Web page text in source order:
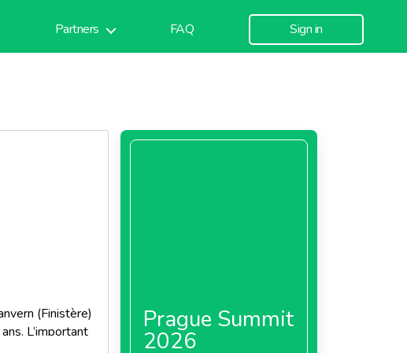
Partners FAQ Sign in
(Finistère)
L’important
Prague Summit
2026